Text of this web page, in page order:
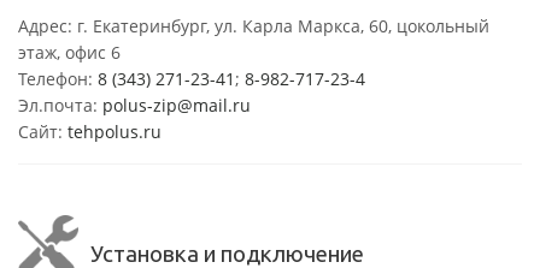
Адрес: г. Екатеринбург, ул. Карла Маркса, 60, цокольный
этаж, офис 6
Телефон: 8 (343) 271-23-41 ; 8-982-717-23-4
Эл.почта: polus-zip@mail.ru
Сайт: tehpolus.ru
Установка и подключение